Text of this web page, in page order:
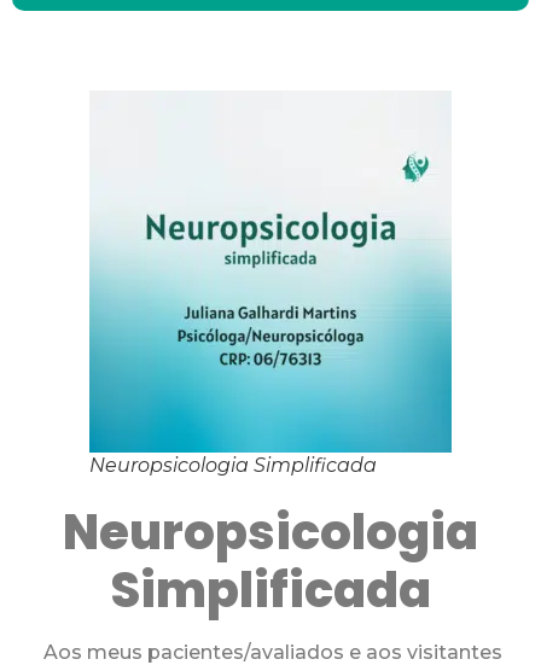
Neuropsicologia Simplificada
Neuropsicologia
Simplificada
Aos meus pacientes/avaliados e aos visitantes